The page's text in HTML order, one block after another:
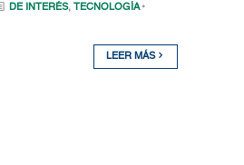
DE INTERÉS, TECNOLOGÍA •
LEER MÁS